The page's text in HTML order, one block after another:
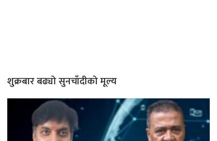
शुक्रबार बढ्यो सुनचाँदीको मूल्य